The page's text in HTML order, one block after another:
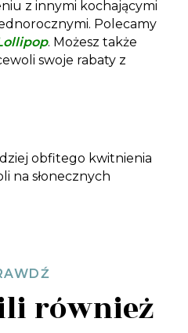
z innymi kochającymi
Polecamy
. Możesz także
swoje rabaty z
obfitego kwitnienia
na słonecznych
również